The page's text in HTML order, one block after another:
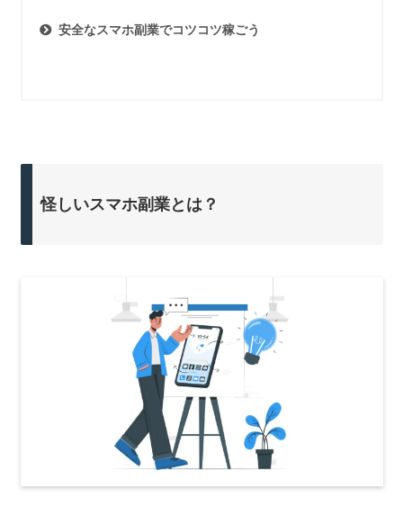
安全なスマホ副業でコツコツ稼ごう
怪しいスマホ副業とは？